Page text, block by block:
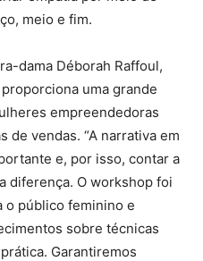
meio e fim.
dama Déborah Raffoul,
uma grande
empreendedoras
de vendas. “A narrativa em
e, por isso, contar a
diferença. O workshop foi
o público feminino e
sobre técnicas
Garantiremos